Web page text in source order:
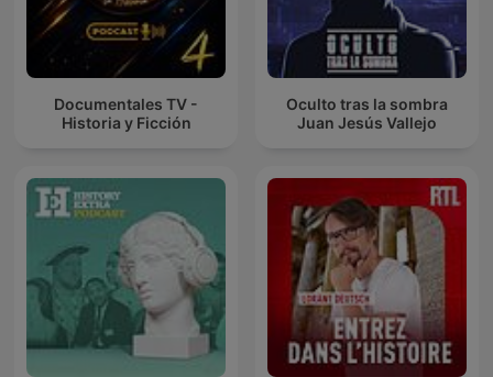
Documentales TV -
Historia y Ficción
Oculto tras la sombra
Juan Jesús Vallejo